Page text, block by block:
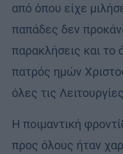
από όπου είχε
παπάδες δεν
παρακλήσεις και το
πατρός ημών
όλες τις
Η ποιμαντική
προς όλους ήταν